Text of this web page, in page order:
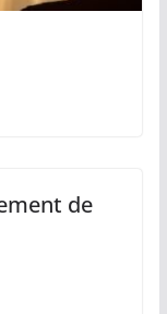
de